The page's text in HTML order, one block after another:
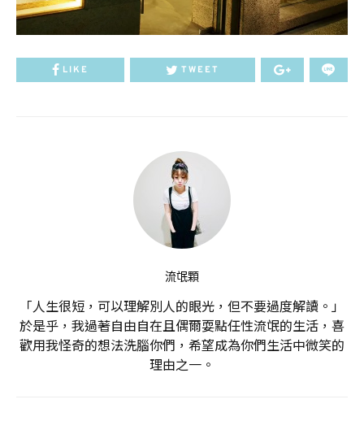
LIKE TWEET
流氓顆
「人生很短，可以理解別人的眼光，但不要過度解讀。」
於是乎，我過著自由自在且偶爾耍點任性流氓的生活，喜
歡用我怪奇的想法洗腦你們，希望成為你們生活中微笑的
理由之一。